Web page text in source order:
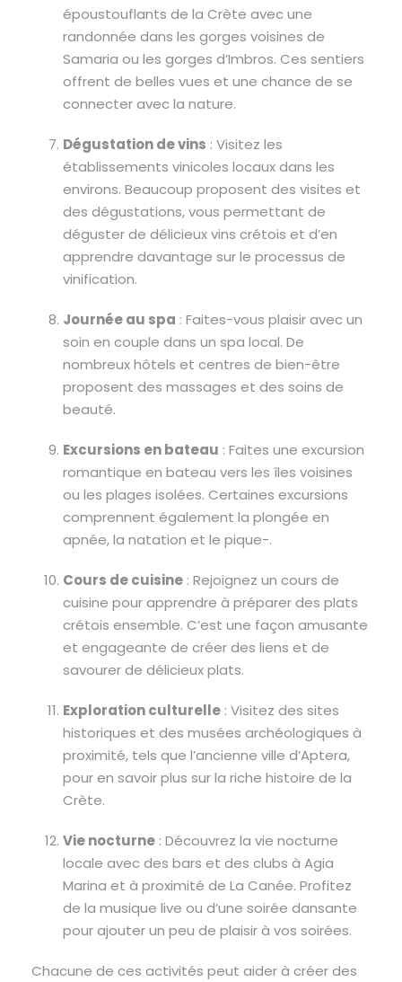
époustouflants de la Crète avec une
randonnée dans les gorges voisines de
Samaria ou les gorges d’Imbros. Ces sentiers
offrent de belles vues et une chance de se
connecter avec la nature.
Dégustation de vins : Visitez les
établissements vinicoles locaux dans les
environs. Beaucoup proposent des visites et
des dégustations, vous permettant de
déguster de délicieux vins crétois et d’en
apprendre davantage sur le processus de
vinification.
Journée au spa : Faites-vous plaisir avec un
soin en couple dans un spa local. De
nombreux hôtels et centres de bien-être
proposent des massages et des soins de
beauté.
Excursions en bateau : Faites une excursion
romantique en bateau vers les îles voisines
ou les plages isolées. Certaines excursions
comprennent également la plongée en
apnée, la natation et le pique-.
Cours de cuisine : Rejoignez un cours de
cuisine pour apprendre à préparer des plats
crétois ensemble. C’est une façon amusante
et engageante de créer des liens et de
savourer de délicieux plats.
Exploration culturelle : Visitez des sites
historiques et des musées archéologiques à
proximité, tels que l’ancienne ville d’Aptera,
pour en savoir plus sur la riche histoire de la
Crète.
Vie nocturne : Découvrez la vie nocturne
locale avec des bars et des clubs à Agia
Marina et à proximité de La Canée. Profitez
de la musique live ou d’une soirée dansante
pour ajouter un peu de plaisir à vos soirées.
Chacune de ces activités peut aider à créer des